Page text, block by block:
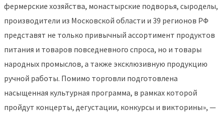
фермерские хозяйства, монастырские подворья, сыроделы,
производители из Московской области и 39 регионов РФ
представят не только привычный ассортимент продуктов
питания и товаров повседневного спроса, но и товары
народных промыслов, а также эксклюзивную продукцию
ручной работы. Помимо торговли подготовлена
насыщенная культурная программа, в рамках которой
пройдут концерты, дегустации, конкурсы и викторины», —